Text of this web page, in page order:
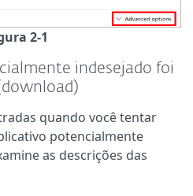
2-1
indesejado foi
quando você tentar
potencialmente
as descrições das